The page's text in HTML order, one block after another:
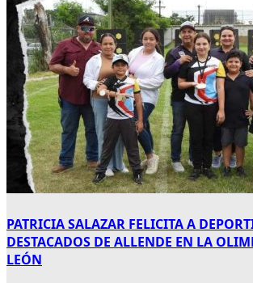
PATRICIA SALAZAR FELICITA A
DESTACADOS DE ALLENDE EN LA
LEÓN